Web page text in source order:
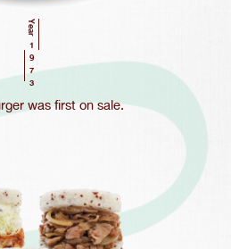
Year
1973
was first on sale.